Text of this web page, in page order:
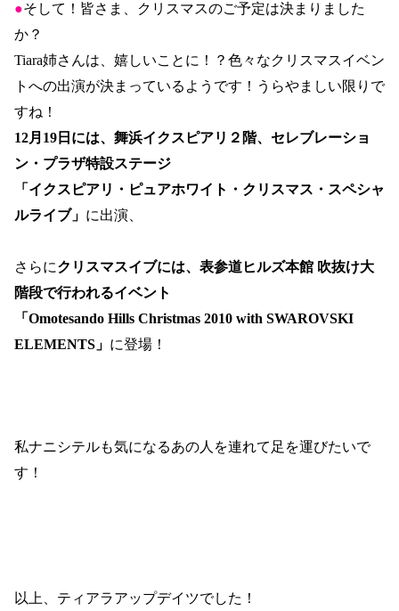
●そして！皆さま、クリスマスのご予定は決まりました
か？
Tiara姉さんは、嬉しいことに！？色々なクリスマスイベン
トへの出演が決まっているようです！うらやましい限りで
すね！
12月 19 日には、舞浜イクスピアリ２階、セレブレーショ
ン・プラザ特設ステージ
「イクスピアリ・ピュアホワイト・クリスマス・スペシャ
ルライブ」 に出演、
さらにクリスマスイブには、表参道ヒルズ本館 吹抜け大
階段で行われるイベント
「 Omotesando Hills Christmas 2010 with SWAROVSKI
ELEMENTS 」 に登場！
私ナニシテルも気になるあの人を連れて足を運びたいで
す！
以上、ティアラアップデイツでした！